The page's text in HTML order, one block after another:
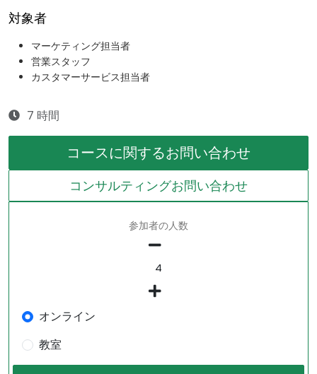
対象者
マーケティング担当者
営業スタッフ
カスタマーサービス担当者
7 時間
コースに関するお問い合わせ
コンサルティングお問い合わせ
参加者の人数
オンライン
教室